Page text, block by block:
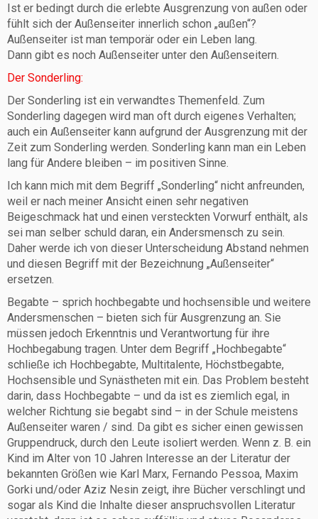
Ist er bedingt durch die erlebte Ausgrenzung von außen oder
fühlt sich der Außenseiter innerlich schon „außen“?
Außenseiter ist man temporär oder ein Leben lang.
Dann gibt es noch Außenseiter unter den Außenseitern.
Der Sonderling:
Der Sonderling ist ein verwandtes Themenfeld. Zum
Sonderling dagegen wird man oft durch eigenes Verhalten;
auch ein Außenseiter kann aufgrund der Ausgrenzung mit der
Zeit zum Sonderling werden. Sonderling kann man ein Leben
lang für Andere bleiben – im positiven Sinne.
Ich kann mich mit dem Begriff „Sonderling“ nicht anfreunden,
weil er nach meiner Ansicht einen sehr negativen
Beigeschmack hat und einen versteckten Vorwurf enthält, als
sei man selber schuld daran, ein Andersmensch zu sein.
Daher werde ich von dieser Unterscheidung Abstand nehmen
und diesen Begriff mit der Bezeichnung „Außenseiter“
ersetzen.
Begabte – sprich hochbegabte und hochsensible und weitere
Andersmenschen – bieten sich für Ausgrenzung an. Sie
müssen jedoch Erkenntnis und Verantwortung für ihre
Hochbegabung tragen. Unter dem Begriff „Hochbegabte“
schließe ich Hochbegabte, Multitalente, Höchstbegabte,
Hochsensible und Synästheten mit ein. Das Problem besteht
darin, dass Hochbegabte – und da ist es ziemlich egal, in
welcher Richtung sie begabt sind – in der Schule meistens
Außenseiter waren / sind. Da gibt es sicher einen gewissen
Gruppendruck, durch den Leute isoliert werden. Wenn z. B. ein
Kind im Alter von 10 Jahren Interesse an der Literatur der
bekannten Größen wie Karl Marx, Fernando Pessoa, Maxim
Gorki und/oder Aziz Nesin zeigt, ihre Bücher verschlingt und
sogar als Kind die Inhalte dieser anspruchsvollen Literatur